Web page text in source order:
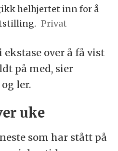
helhjertet inn for å
Privat
over å få vist
på med, sier
ler.
uke
som har stått på